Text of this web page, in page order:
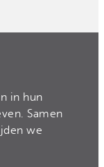
in hun
Samen
we